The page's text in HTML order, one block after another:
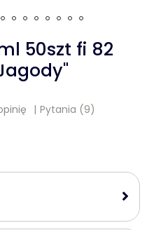
50szt fi 82
Pytania (9)